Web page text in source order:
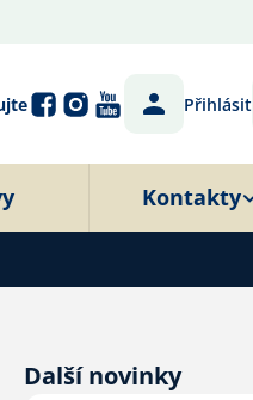
Přihlásit
Kontakty
Další novinky